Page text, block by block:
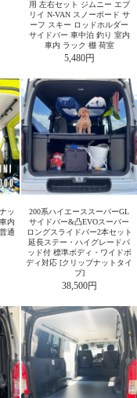
用 左右セット ジムニー エブ
リイ N-VAN スノーボード サ
ーフ スキー ロッドホルダー
サイドバー 車中泊 釣り 室内
車内 ラック 棚 荷室
5,480円
ッ
内
通
200系ハイエーススーパーGL
サイドバー&凸EVOスーパー
ロングスライドバー2本セット
延長ステー・ハイグレードパ
ッド付 標準ボディ・ワイドボ
ディ対応 [クリップナットタイ
プ]
38,500円